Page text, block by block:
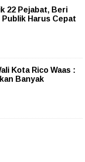
22 Pejabat, Beri
Harus Cepat
Kota Rico Waas :
Banyak